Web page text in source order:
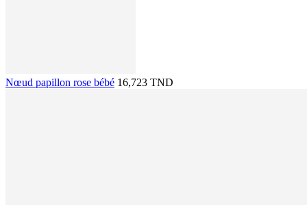
Nœud papillon rose bébé 16,723 TND